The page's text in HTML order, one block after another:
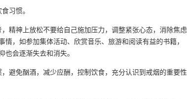
习惯。
精神上放松不要给自己施加压力，调整紧张心态，消除焦虑
，如参加集体活动、欣赏音乐、旅游和阅读有益的书籍，
也会逐渐失去和消失。
避免酗酒，减少应酬，控制饮食，充分认识到戒烟的重要性